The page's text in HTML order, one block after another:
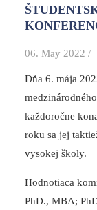
06. May 2022 /
Dňa 6. mája
každoročne
roku sa jej
vysokej školy.
Hodnotiaca
PhD., MBA;